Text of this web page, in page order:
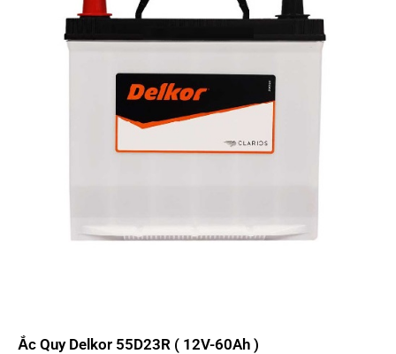
Ắc Quy Delkor 55D23R ( 12V-60Ah )